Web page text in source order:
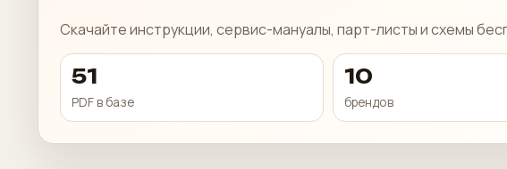
Скачайте инструкции, сервис-мануалы, парт-листы и схемы
51
PDF в базе
10
брендов